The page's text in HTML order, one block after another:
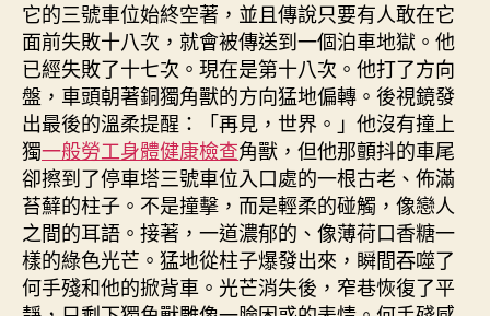
它的三號車位始終空著，並且傳說只要有人敢在它
面前失敗十八次，就會被傳送到一個泊車地獄。他
已經失敗了十七次。現在是第十八次。他打了方向
盤，車頭朝著銅獨角獸的方向猛地偏轉。後視鏡發
出最後的溫柔提醒：「再見，世界。」他沒有撞上
獨一般勞工身體健康檢查角獸，但他那顫抖的車尾
卻擦到了停車塔三號車位入口處的一根古老、佈滿
苔蘚的柱子。不是撞擊，而是輕柔的碰觸，像戀人
之間的耳語。接著，一道濃郁的、像薄荷口香糖一
樣的綠色光芒。猛地從柱子爆發出來，瞬間吞噬了
何手殘和他的掀背車。光芒消失後，窄巷恢復了平